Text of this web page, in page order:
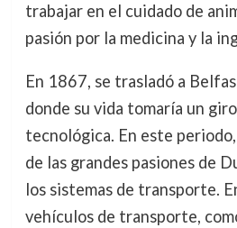
trabajar en el cuidado de
pasión por la medicina y la
En 1867, se trasladó a
donde su vida tomaría un
tecnológica. En este
de las grandes pasiones de
los sistemas de transporte.
vehículos de transporte,